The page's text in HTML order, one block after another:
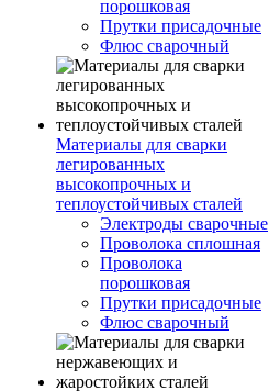
порошковая
Прутки присадочные
Флюс сварочный
Материалы для сварки
легированных
высокопрочных и
теплоустойчивых сталей
Электроды сварочные
Проволока сплошная
Проволока
порошковая
Прутки присадочные
Флюс сварочный